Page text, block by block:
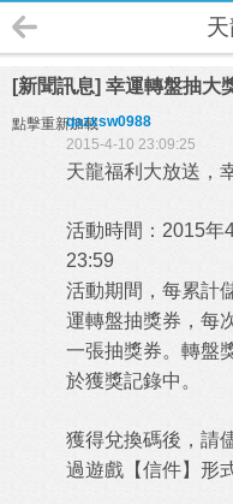
[新聞訊息] 幸運轉盤抽大
點擊重新加載qazxsw0988
2015-4-10 23:09:25
天龍福利大放送，
活動時間：2015
23:59
活動期間，每累計
運轉盤抽獎券，每
一張抽獎券。轉盤
於獲獎記錄中。
獲得兌換碼後，請
過遊戲【信件】形